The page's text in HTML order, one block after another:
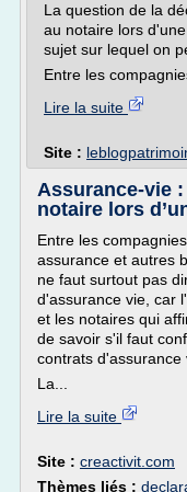
La question de la
au notaire lors
sujet sur lequel on
Entre les
Lire la suite
Site :
Assurance-vie
notaire lors
Entre les
assurance et autres
ne faut surtout pas
d'assurance vie, car
et les notaires qui
de savoir s'il faut
contrats d'assurance
La...
Lire la suite
Site : creactivit.com
Thèmes liés :